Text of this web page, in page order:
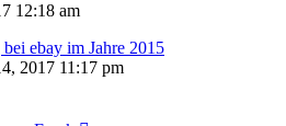
12:18 am
ebay im Jahre 2015
2017 11:17 pm